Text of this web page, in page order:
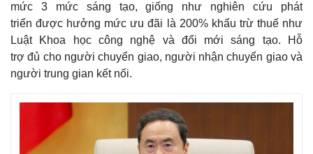
Kinh tế
Thị trường
mức 3 mức sáng tạo, giống như nghiên cứu phát
triển được hưởng mức ưu đãi là 200% khấu trừ thuế như
Luật Khoa học công nghệ và đổi mới sáng tạo. Hỗ
trợ đủ cho người chuyển giao, người nhận chuyển giao và
người trung gian kết nối.